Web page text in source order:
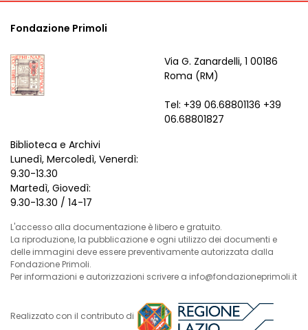
Fondazione Primoli
Via G. Zanardelli, 1 00186
Roma (RM)
Tel: +39 06.68801136 +39
06.68801827
Biblioteca e Archivi
Lunedì, Mercoledì, Venerdì:
9.30-13.30
Martedì, Giovedì:
9.30-13.30 / 14-17
L'accesso alla documentazione è libero e gratuito.
La riproduzione, la pubblicazione e ogni utilizzo dei documenti e
delle immagini deve essere preventivamente autorizzata dalla
Fondazione Primoli.
Per informazioni e autorizzazioni scrivere a info@fondazioneprimoli.it
Realizzato con il contributo di